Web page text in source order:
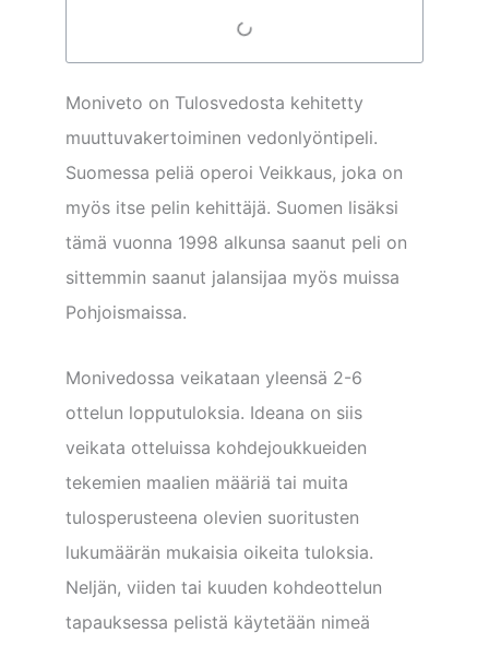
Moniveto on Tulosvedosta kehitetty
muuttuvakertoiminen vedonlyöntipeli.
Suomessa peliä operoi Veikkaus, joka on
myös itse pelin kehittäjä. Suomen lisäksi
tämä vuonna 1998 alkunsa saanut peli on
sittemmin saanut jalansijaa myös muissa
Pohjoismaissa.
Monivedossa veikataan yleensä 2-6
ottelun lopputuloksia. Ideana on siis
veikata otteluissa kohdejoukkueiden
tekemien maalien määriä tai muita
tulosperusteena olevien suoritusten
lukumäärän mukaisia oikeita tuloksia.
Neljän, viiden tai kuuden kohdeottelun
tapauksessa pelistä käytetään nimeä